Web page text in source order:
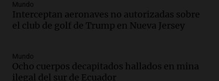
Audio.El cardenal Ángel Rossi advirtió
que la justicia social viene siendo
Episodios
Audio.La Bulaya se prepara para el cierre
Mundo
Interceptan aeronaves no autorizadas sobre
el club de golf de Trump en Nueva Jersey
Mundo
Ocho cuerpos decapitados hallados en mina
ilegal del sur de Ecuador